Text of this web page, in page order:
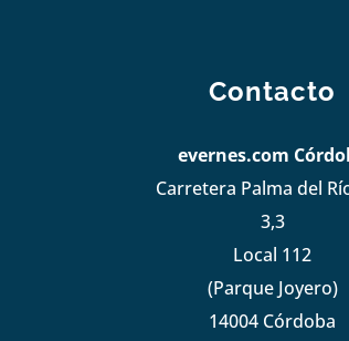
Contacto
evernes.com
Carretera Palma del
3,3
Local 112
(Parque Joyero)
14004 Córdoba